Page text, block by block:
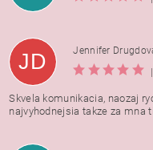
JD
Jennifer
|
Skvela komunikacia, naozaj
najvyhodnejsia takze za mna